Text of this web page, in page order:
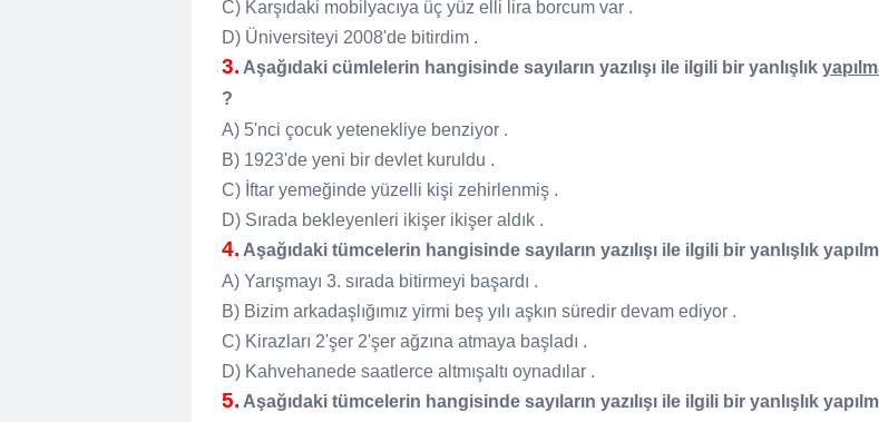
C) Karşıdaki mobilyacıya üç yüz elli lira borcum var .
D) Üniversiteyi 2008'de bitirdim .
3. Aşağıdaki cümlelerin hangisinde sayıların yazılışı ile ilgili bir yanlışlık
?
A) 5'nci çocuk yetenekliye benziyor .
B) 1923'de yeni bir devlet kuruldu .
C) İftar yemeğinde yüzelli kişi zehirlenmiş .
D) Sırada bekleyenleri ikişer ikişer aldık .
4. Aşağıdaki tümcelerin hangisinde sayıların yazılışı ile ilgili bir yanlışlık
A) Yarışmayı 3. sırada bitirmeyi başardı .
B) Bizim arkadaşlığımız yirmi beş yılı aşkın süredir devam ediyor .
C) Kirazları 2'şer 2'şer ağzına atmaya başladı .
D) Kahvehanede saatlerce altmışaltı oynadılar .
5. Aşağıdaki tümcelerin hangisinde sayıların yazılışı ile ilgili bir yanlışlık